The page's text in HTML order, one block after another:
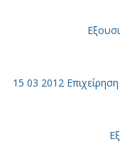
15 03 2012